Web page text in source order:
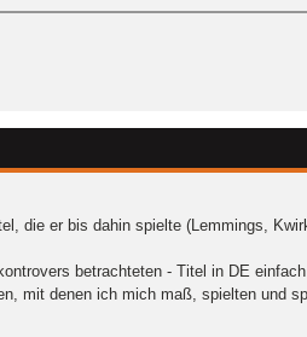
die er bis dahin spielte (Lemmings,
betrachteten - Titel in DE
mit denen ich mich maß, spielten und